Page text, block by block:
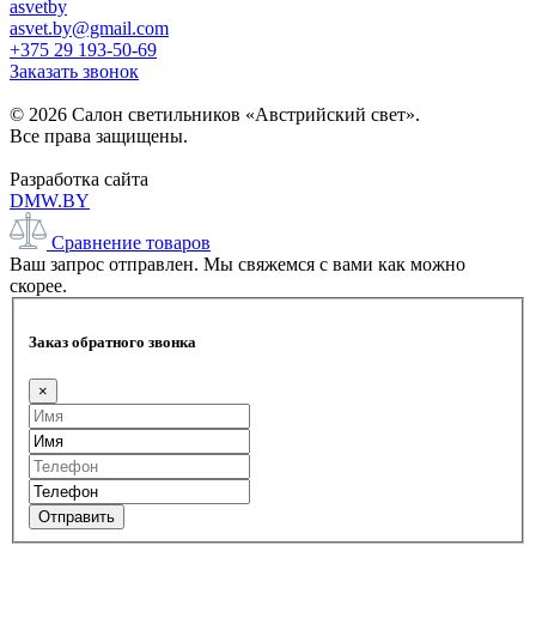
asvetby
asvet.by@gmail.com
+375 29 193-50-69
Заказать звонок
© 2026 Салон светильников «Австрийский свет».
Все права защищены.
Разработка сайта
DMW.BY
Сравнение товаров
Ваш запрос отправлен. Мы свяжемся с вами как можно
скорее.
Заказ обратного звонка
×
Отправить